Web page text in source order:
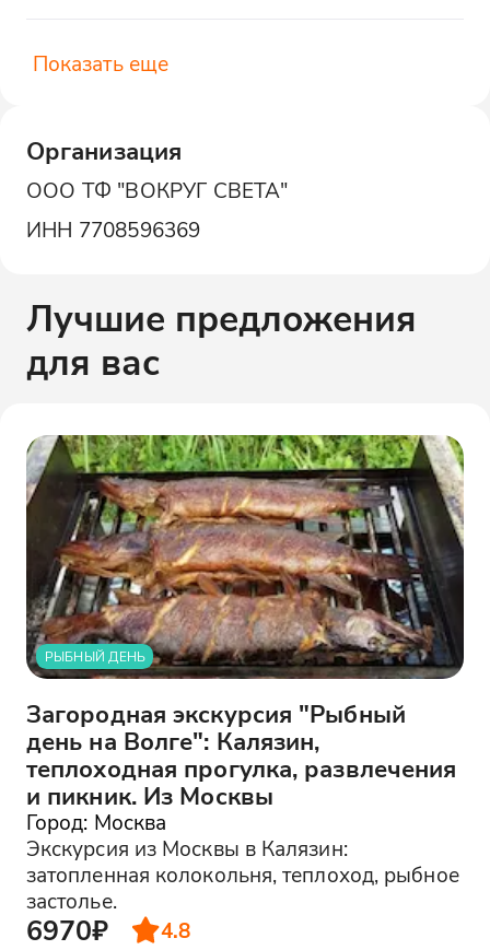
Показать еще
Организация
ООО ТФ "ВОКРУГ СВЕТА"
ИНН 7708596369
Лучшие предложения
для вас
РЫБНЫЙ ДЕНЬ
Загородная экскурсия "Рыбный
день на Волге": Калязин,
теплоходная прогулка, развлечения
и пикник. Из Москвы
Город: Москва
Экскурсия из Москвы в Калязин:
затопленная колокольня, теплоход, рыбное
застолье.
6970₽ 4.8